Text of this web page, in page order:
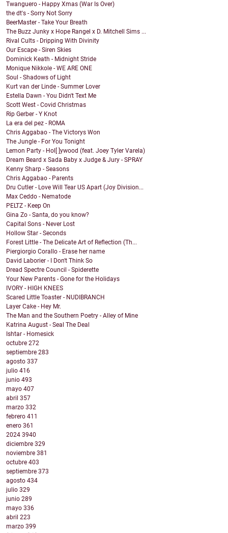
Twanguero - Happy Xmas (War Is Over)
the dt's - Sorry Not Sorry
BeerMaster - Take Your Breath
The Buzz Junky x Hope Rangel x D. Mitchell Sims ...
Rival Cults - Dripping With Divinity
Our Escape - Siren Skies
Dominick Keath - Midnight Stride
Monique Nikkole - WE ARE ONE
Soul - Shadows of Light
Kurt van der Linde - Summer Lover
Estella Dawn - You Didn't Text Me
Scott West - Covid Christmas
Rip Gerber - Y Knot
La era del pez - ROMA
Chris Aggabao - The Victorys Won
The Jungle - For You Tonight
Lemon Party - Hol[ ]ywood (feat. Joey Tyler Varela)
Dream Beard x Sada Baby x Judge & Jury - SPRAY
Kenny Sharp - Seasons
Chris Aggabao - Parents
Dru Cutler - Love Will Tear US Apart (Joy Division...
Max Ceddo - Nematode
PELTZ - Keep On
Gina Zo - Santa, do you know?
Capital Sons - Never Lost
Hollow Star - Seconds
Forest Little - The Delicate Art of Reflection (Th...
Piergiorgio Corallo - Erase her name
David Laborier - I Don't Think So
Dread Spectre Council - Spiderette
Your New Parents - Gone for the Holidays
IVORY - HIGH KNEES
Scared Little Toaster - NUDIBRANCH
Layer Cake - Hey Mr.
The Man and the Southern Poetry - Alley of Mine
Katrina August - Seal The Deal
Ishtar - Homesick
octubre 272
septiembre 283
agosto 337
julio 416
junio 493
mayo 407
abril 357
marzo 332
febrero 411
enero 361
2024 3940
diciembre 329
noviembre 381
octubre 403
septiembre 373
agosto 434
julio 329
junio 289
mayo 336
abril 223
marzo 399